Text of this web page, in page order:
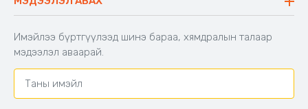
Захиалга шалгах
Хамтран ажиллах
Холбоо барих
Имэйлээ бүртгүүлээд шинэ бараа, хямдралын талаар
мэдээлэл аваарай.